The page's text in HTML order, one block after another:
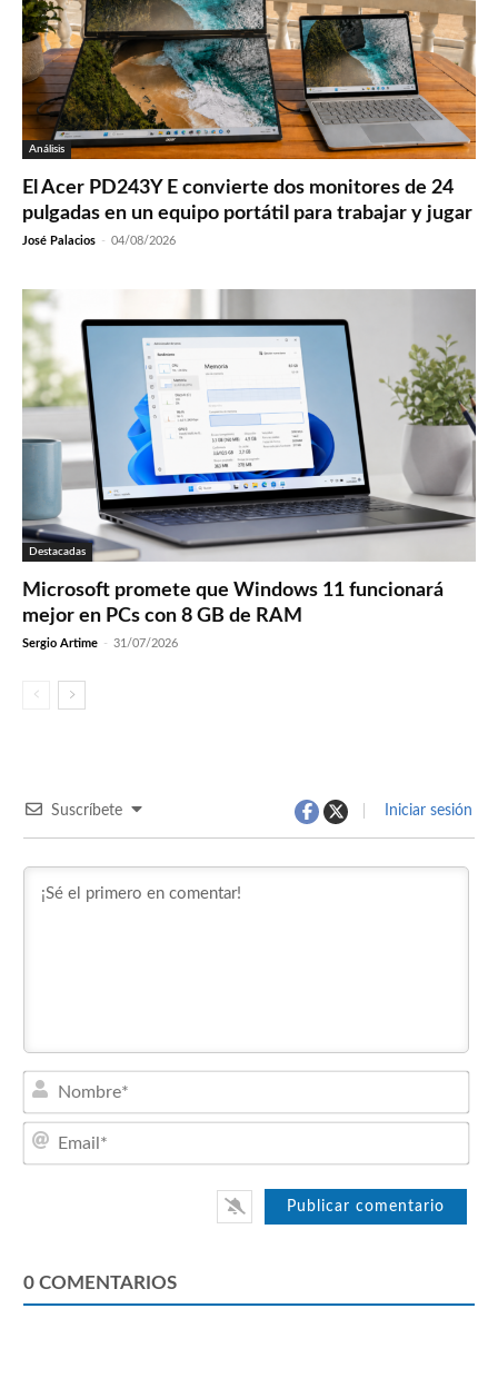
Análisis
El Acer PD243Y E convierte dos monitores de 24
pulgadas en un equipo portátil para trabajar y jugar
José Palacios - 04/08/2026
Destacadas
Microsoft promete que Windows 11 funcionará
mejor en PCs con 8 GB de RAM
Sergio Artime - 31/07/2026
Suscríbete Iniciar sesión
0 COMENTARIOS